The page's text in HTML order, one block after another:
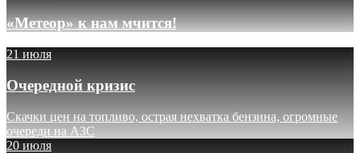
«Метеор» к нам мчится!
21 июля
Очередной кризис
Скачки цен на топливо, острая нехватка бензина, огромные
очереди на АЗС
20 июля